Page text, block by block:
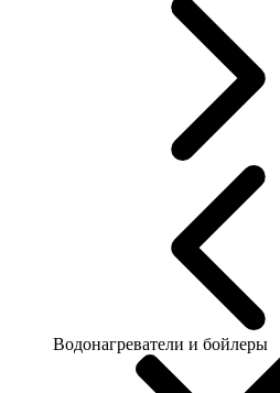
Водонагреватели и бойлеры